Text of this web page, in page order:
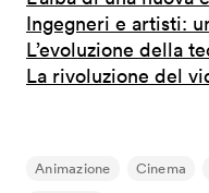
Ingegneri e artisti:
L’evoluzione della
La rivoluzione del
Animazione Cinema